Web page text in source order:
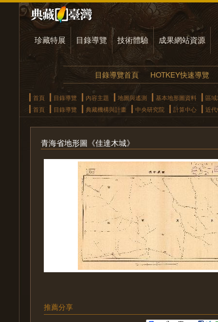
珍藏特展 目錄導覽 技術體驗 成果網站資源
目錄導覽首頁 HOTKEY快速導覽
首頁 目錄導覽 內容主題 地圖與遙測 基本地形圖資料
區
首頁
目錄導覽 典藏機構與計畫 中央研究院 計算中心 近
青海省地形圖《佳達木城》
推薦分享